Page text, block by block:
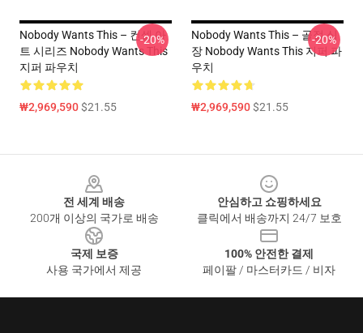
Nobody Wants This – 컨셉 아
트 시리즈 Nobody Wants This
지퍼 파우치
₩2,969,590$21.55
-20%
Nobody Wants This – 골절 심
장 Nobody Wants This 지퍼 파
우치
₩2,969,590$21.55
-20%
전 세계 배송
200개 이상의 국가로 배송
안심하고 쇼핑하세요
클릭에서 배송까지 24/7 보호
국제 보증
사용 국가에서 제공
100% 안전한 결제
페이팔 / 마스터카드 / 비자